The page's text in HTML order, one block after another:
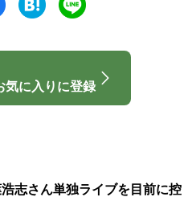
に入りに登録
浩志さん単独ライブを目前に控